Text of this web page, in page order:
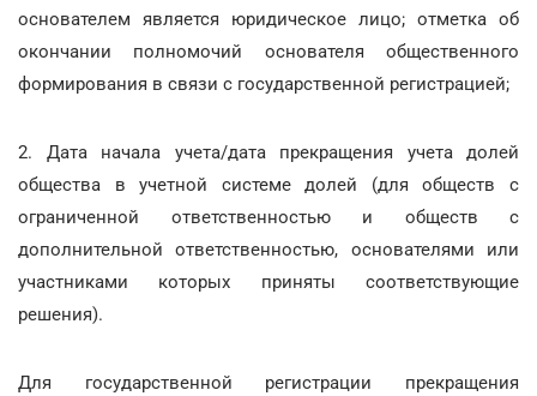
основателем является юридическое лицо; отметка об
окончании полномочий основателя общественного
формирования в связи с государственной регистрацией;
2. Дата начала учета/дата прекращения учета долей
общества в учетной системе долей (для обществ с
ограниченной ответственностью и обществ с
дополнительной ответственностью, основателями или
участниками которых приняты соответствующие
решения).
Для государственной регистрации прекращения